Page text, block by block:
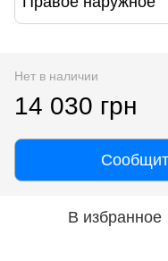
Нет в наличии
14 030 грн
В избранное